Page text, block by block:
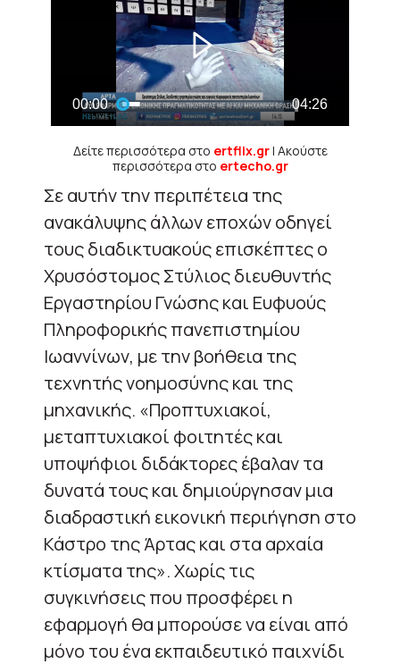
Δείτε περισσότερα στο ertflix.gr| Ακούστε
περισσότερα στο ertecho.gr
Σε αυτήν την περιπέτεια της
ανακάλυψης άλλων εποχών οδηγεί
τους διαδικτυακούς επισκέπτες ο
Χρυσόστομος Στύλιος διευθυντής
Εργαστηρίου Γνώσης και Ευφυούς
Πληροφορικής πανεπιστημίου
Ιωαννίνων, με την βοήθεια της
τεχνητής νοημοσύνης και της
μηχανικής. «Προπτυχιακοί,
μεταπτυχιακοί φοιτητές και
υποψήφιοι διδάκτορες έβαλαν τα
δυνατά τους και δημιούργησαν μια
διαδραστική εικονική περιήγηση στο
Κάστρο της Άρτας και στα αρχαία
κτίσματα της». Χωρίς τις
συγκινήσεις που προσφέρει η
εφαρμογή θα μπορούσε να είναι από
μόνο του ένα εκπαιδευτικό παιχνίδι